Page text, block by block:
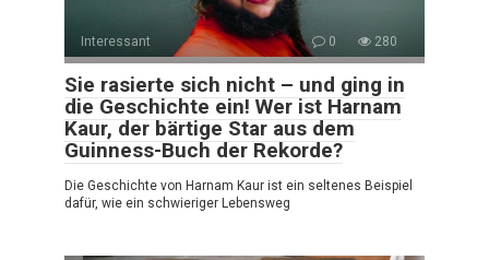
Interessant 0 280
Sie rasierte sich nicht – und ging in
die Geschichte ein! Wer ist Harnam
Kaur, der bärtige Star aus dem
Guinness-Buch der Rekorde?
Die Geschichte von Harnam Kaur ist ein seltenes Beispiel
dafür, wie ein schwieriger Lebensweg